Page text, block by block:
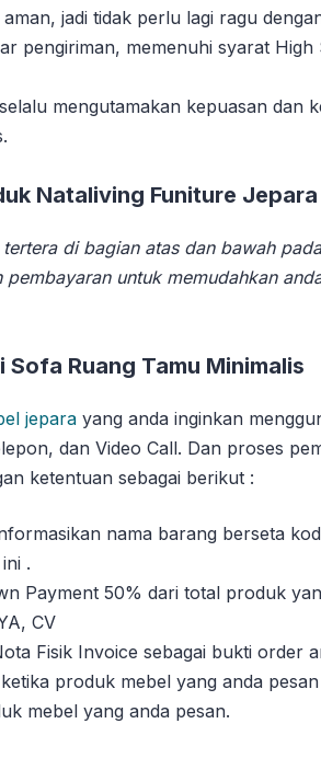
jadi tidak perlu lagi ragu
pengiriman, memenuhi syarat
mengutamakan kepuasan dan
Nataliving Funiture Jepara
di bagian atas dan bawah
untuk memudahkan
Sofa Ruang Tamu Minimalis
jepara yang anda inginkan
dan Video Call. Dan proses
ketentuan sebagai berikut :
nama barang berseta
.
Payment 50% dari total produk
CV
Fisik Invoice sebagai bukti order
produk mebel yang anda
mebel yang anda pesan.